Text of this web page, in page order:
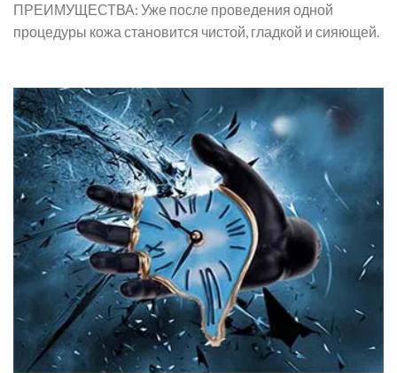
ПРЕИМУЩЕСТВА: Уже после проведения одной
процедуры кожа становится чистой, гладкой и сияющей.